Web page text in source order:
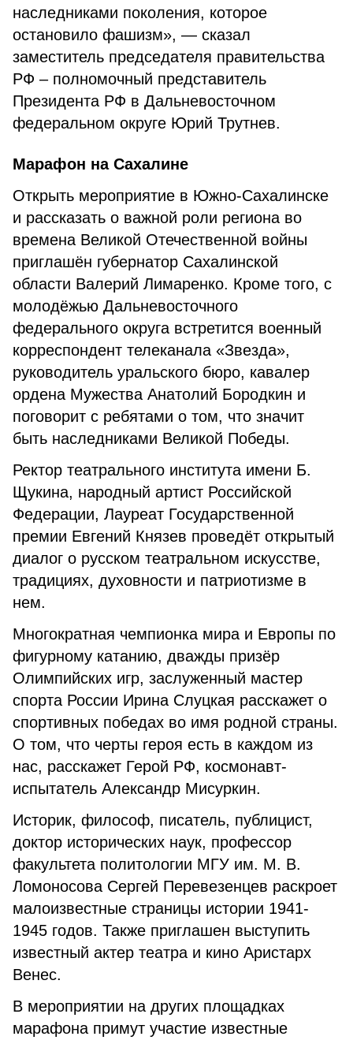
наследниками поколения, которое
остановило фашизм», — сказал
заместитель председателя правительства
РФ – полномочный представитель
Президента РФ в Дальневосточном
федеральном округе Юрий Трутнев.
Марафон на Сахалине
Открыть мероприятие в Южно-Сахалинске
и рассказать о важной роли региона во
времена Великой Отечественной войны
приглашён губернатор Сахалинской
области Валерий Лимаренко. Кроме того, с
молодёжью Дальневосточного
федерального округа встретится военный
корреспондент телеканала «Звезда»,
руководитель уральского бюро, кавалер
ордена Мужества Анатолий Бородкин и
поговорит с ребятами о том, что значит
быть наследниками Великой Победы.
Ректор театрального института имени Б.
Щукина, народный артист Российской
Федерации, Лауреат Государственной
премии Евгений Князев проведёт открытый
диалог о русском театральном искусстве,
традициях, духовности и патриотизме в
нем.
Многократная чемпионка мира и Европы по
фигурному катанию, дважды призёр
Олимпийских игр, заслуженный мастер
спорта России Ирина Слуцкая расскажет о
спортивных победах во имя родной страны.
О том, что черты героя есть в каждом из
нас, расскажет Герой РФ, космонавт-
испытатель Александр Мисуркин.
Историк, философ, писатель, публицист,
доктор исторических наук, профессор
факультета политологии МГУ им. М. В.
Ломоносова Сергей Перевезенцев раскроет
малоизвестные страницы истории 1941-
1945 годов. Также приглашен выступить
известный актер театра и кино Аристарх
Венес.
В мероприятии на других площадках
марафона примут участие известные